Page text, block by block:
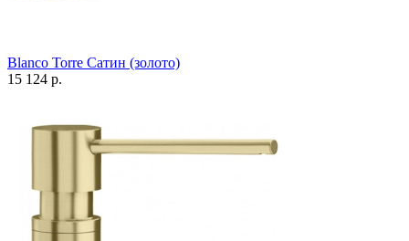
Blanco Torre Сатин (золото)
15 124 р.